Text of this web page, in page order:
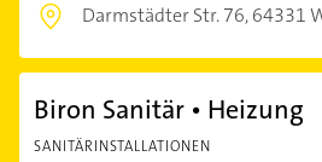
Darmstädter Str. 76,64331
Biron Sanitär • Heizung
SANITÄRINSTALLATIONEN